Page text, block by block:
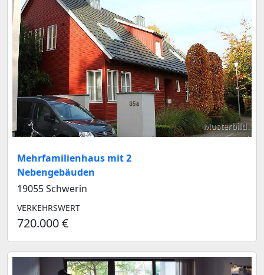
Musterbild
Mehrfamilienhaus mit 2
Nebengebäuden
19055 Schwerin
VERKEHRSWERT
720.000 €